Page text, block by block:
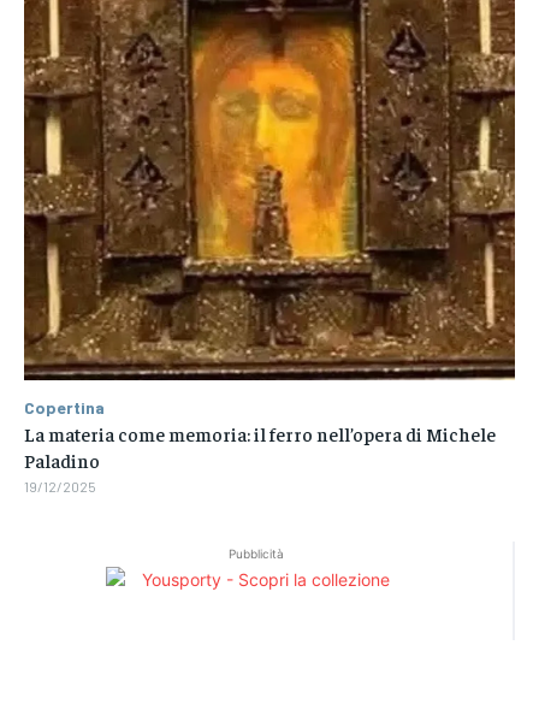
Pubblicità
Copertina
La materia come memoria: il ferro nell’opera di Michele
Paladino
19/12/2025